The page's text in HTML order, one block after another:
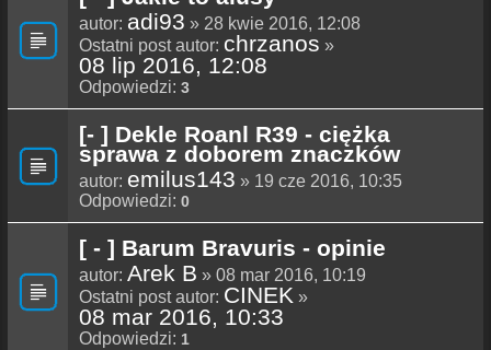
autor: adi93 » 28 kwie 2016, 12:08
Ostatni post autor: chrzanos »
08 lip 2016, 12:08
Odpowiedzi: 3
[- ] Dekle Roanl R39 - ciężka
sprawa z doborem znaczków
autor: emilus143 » 19 cze 2016, 10:35
Odpowiedzi: 0
[ - ] Barum Bravuris - opinie
autor: Arek B » 08 mar 2016, 10:19
Ostatni post autor: CINEK »
08 mar 2016, 10:33
Odpowiedzi: 1